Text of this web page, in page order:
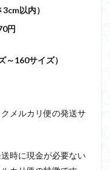
以内）
円
160サイズ）
メルカリ便の発送サ
時に現金が必要ない